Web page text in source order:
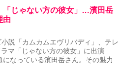
「じゃない方の彼女」…濱田岳
由
説「カムカムエヴリバディ」、テレ
マ「じゃない方の彼女」に出演
になっている濱田岳さん。その魅力